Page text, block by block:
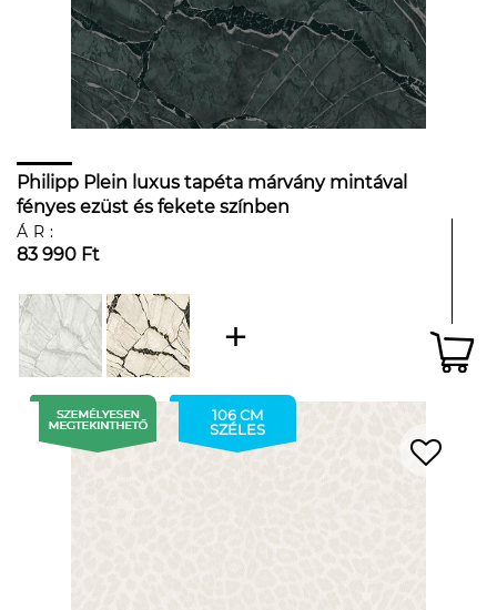
Philipp Plein luxus tapéta márvány mintával
fényes ezüst és fekete színben
ÁR:
83 990 Ft
106 CM
SZÉLES